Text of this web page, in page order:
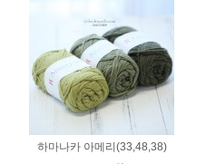
하마나카 아메리(33,48,38)